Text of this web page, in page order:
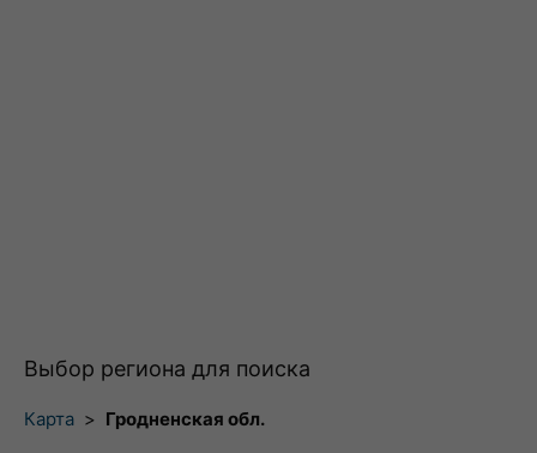
Выбор региона для поиска
Карта > Гродненская обл.